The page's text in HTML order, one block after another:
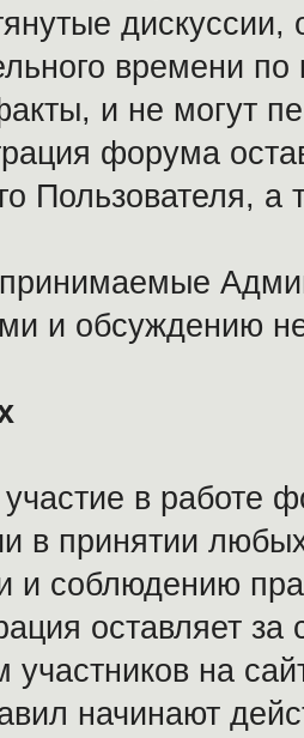
времени
и не могут
форума
Пользователя, а
и обсуждению
в работе
в принятии
и соблюдению
оставляет
участников на
начинают